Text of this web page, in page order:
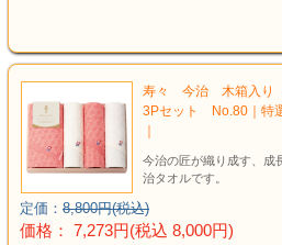
寿々 今治 木箱入り
3Pセット No.80｜特
今治の匠が織り成す、成
治タオルです。
定価： 8,800円(税込)
価格： 7,273円(税込 8,000円)